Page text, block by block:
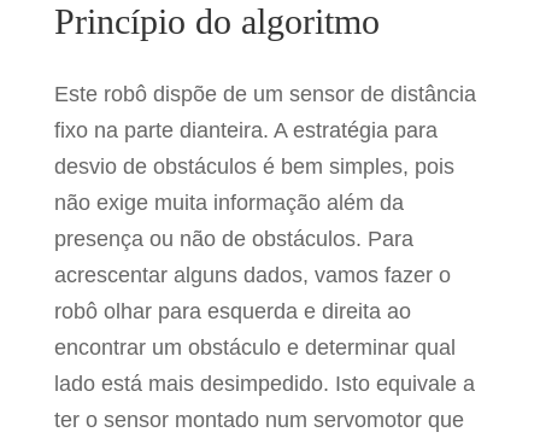
Princípio do algoritmo
Este robô dispõe de um sensor de distância
fixo na parte dianteira. A estratégia para
desvio de obstáculos é bem simples, pois
não exige muita informação além da
presença ou não de obstáculos. Para
acrescentar alguns dados, vamos fazer o
robô olhar para esquerda e direita ao
encontrar um obstáculo e determinar qual
lado está mais desimpedido. Isto equivale a
ter o sensor montado num servomotor que